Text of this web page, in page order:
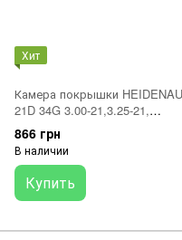
Хит
Камера покрышки HEIDENAU
21D 34G 3.00-21,3.25-21,
80/100-21,90/100-21,90/90-
21,MH90-21 (61020361)
866 грн
В наличии
Купить